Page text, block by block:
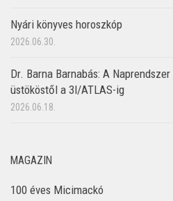
Nyári könyves horoszkóp
2026.06.30.
Dr. Barna Barnabás: A
üstököstől a 3I/ATLAS-ig
2026.06.18.
MAGAZIN
100 éves Micimackó